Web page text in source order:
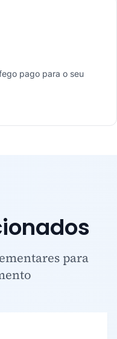
pago para o seu
para